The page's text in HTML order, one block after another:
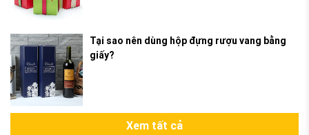
Tại sao nên dùng hộp đựng rượu vang bằng
giấy?
Xem tất cả